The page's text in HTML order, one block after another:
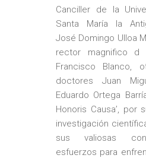
Canciller de la
Santa María la
José Domingo Ulloa
rector magnifico d
Francisco Blanco,
doctores Juan
Eduardo Ortega
Honoris Causa’, por
investigación
sus valiosas
esfuerzos para